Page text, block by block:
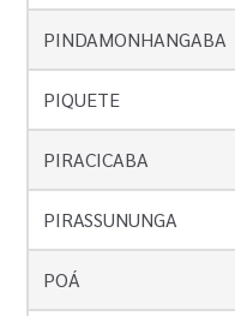
PINDAMONHANGABA
PIQUETE
PIRACICABA
PIRASSUNUNGA
POÁ